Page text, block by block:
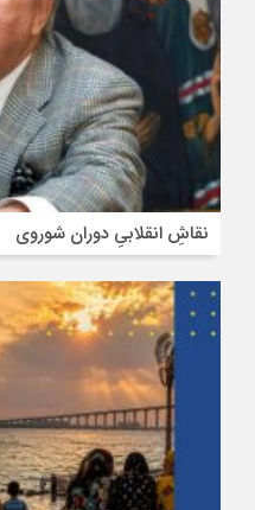
نقاشِ انقلابیِ دوران شوروی